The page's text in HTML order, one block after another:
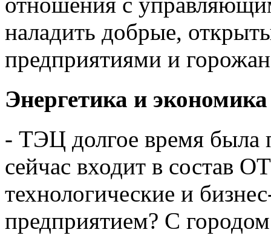
наладить добрые,
предприятиями и
Энергетика и
- ТЭЦ долгое время
сейчас входит в состав
технологические и
предприятием? С